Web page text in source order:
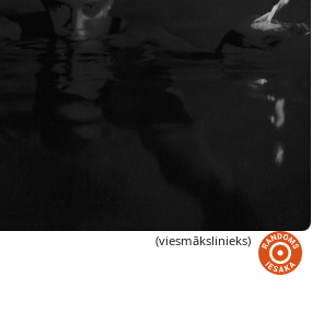
(viesmākslinieks)